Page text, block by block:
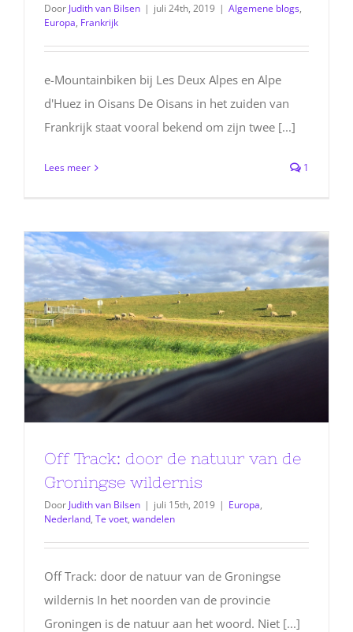
Door Judith van Bilsen | juli 24th, 2019 | Algemene blogs,
Europa, Frankrijk
e-Mountainbiken bij Les Deux Alpes en Alpe
d'Huez in Oisans De Oisans in het zuiden van
Frankrijk staat vooral bekend om zijn twee [...]
Lees meer 1
Off Track: door de natuur van de
Groningse wildernis
Door Judith van Bilsen | juli 15th, 2019 | Europa,
Nederland, Te voet, wandelen
Off Track: door de natuur van de Groningse
wildernis In het noorden van de provincie
Groningen is de natuur aan het woord. Niet [...]